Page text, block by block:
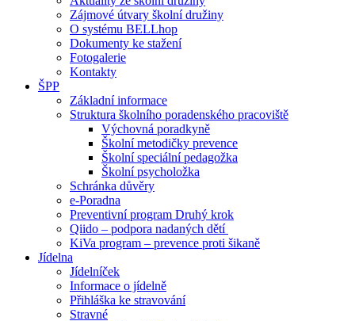
Zájmové útvary školní družiny
O systému BELLhop
Dokumenty ke stažení
Fotogalerie
Kontakty
ŠPP
Základní informace
Struktura školního poradenského pracoviště
Výchovná poradkyně
Školní metodičky prevence
Školní speciální pedagožka
Školní psycholožka
Schránka důvěry
e-Poradna
Preventivní program Druhý krok
Qiido – podpora nadaných dětí
KiVa program – prevence proti šikaně
Jídelna
Jídelníček
Informace o jídelně
Přihláška ke stravování
Stravné